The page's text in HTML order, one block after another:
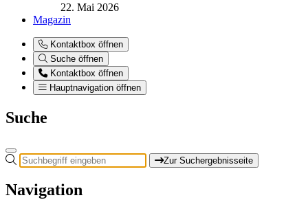
22. Mai 2026
Magazin
Kontaktbox öffnen
Suche öffnen
Kontaktbox öffnen
Hauptnavigation öffnen
Suche
Zur Suchergebnisseite
Navigation